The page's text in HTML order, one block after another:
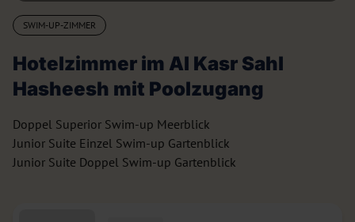
SWIM-UP-ZIMMER
Hotelzimmer im Al Kasr Sahl
Hasheesh mit Poolzugang
Doppel Superior Swim-up Meerblick
Junior Suite Einzel Swim-up Gartenblick
Junior Suite Doppel Swim-up Gartenblick